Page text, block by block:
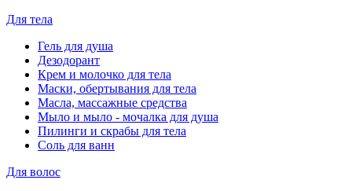
Для тела
Гель для душа
Дезодорант
Крем и молочко для тела
Маски, обертывания для тела
Масла, массажные средства
Мыло и мыло - мочалка для душа
Пилинги и скрабы для тела
Соль для ванн
Для волос